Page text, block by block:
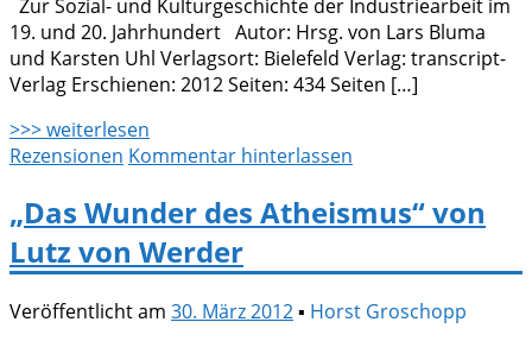
Zur Sozial- und Kulturgeschichte der Industriearbeit im
19. und 20. Jahrhundert Autor: Hrsg. von Lars Bluma
und Karsten Uhl Verlagsort: Bielefeld Verlag: transcript-
Verlag Erschienen: 2012 Seiten: 434 Seiten […]
>>> weiterlesen
Rezensionen Kommentar hinterlassen
„Das Wunder des Atheismus“ von
Lutz von Werder
Veröffentlicht am 30. März 2012▪ Horst Groschopp